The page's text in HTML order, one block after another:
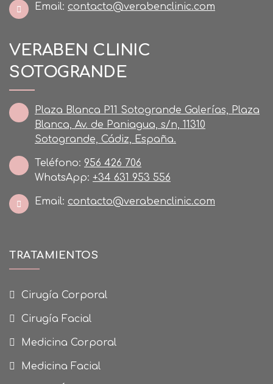
Email: contacto@verabenclinic.com
VERABEN CLINIC
SOTOGRANDE
Plaza Blanca P11 Sotogrande Galerías, Plaza
Blanca, Av. de Paniagua, s/n, 11310
Sotogrande, Cádiz, España.
Teléfono: 956 426 706
WhatsApp: +34 631 953 556
Email: contacto@verabenclinic.com
TRATAMIENTOS
Cirugía Corporal
Cirugía Facial
Medicina Corporal
Medicina Facial